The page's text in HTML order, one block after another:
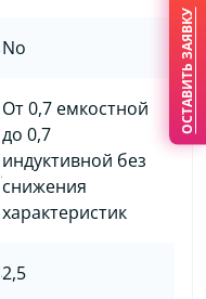
No
От 0,7 емкостной
до 0,7
индуктивной без
снижения
характеристик
2,5
ОСТАВИТЬ ЗАЯВКУ